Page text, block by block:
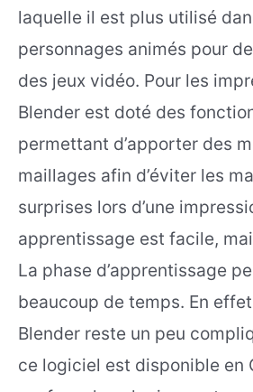
laquelle il est plus utilisé
personnages animés pour
des jeux vidéo. Pour les
Blender est doté des
permettant d’apporter des
maillages afin d’éviter les
surprises lors d’une
apprentissage est facile,
La phase d’apprentissage
beaucoup de temps. En
Blender reste un peu
ce logiciel est disponible en